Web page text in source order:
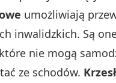
umożliwiają
inwalidzkich. Są
nie mogą
ze schodów.